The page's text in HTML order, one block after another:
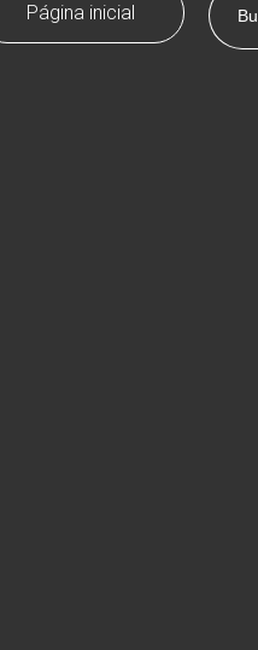
Página inicial